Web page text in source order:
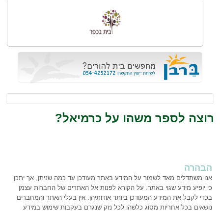
רוצה לספר משהו על כרמיאל?
הבהרה
אנו משתדלים מאד לשמור על המידע באתר מעודכן עד כמה שניתן, אך יתכן
כי יופיע מידע שגוי באתר. על הקורא לפנות אל האתרים של החברות עצמן
בכדי לקבל את המידע המעודכן ביותר אודותיהן. אין בעלי האתר והמחברים
נושאים בכל אחריות מסוג כלשהו לכל נזק שנגרם בעקבות שימוש במידע